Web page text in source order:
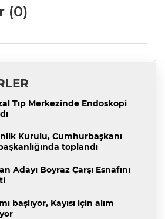
(0)
Tıp Merkezinde Endoskopi
Kurulu, Cumhurbaşkanı
toplandı
Adayı Boyraz Çarşı Esnafını
başlıyor, Kayısı için alım